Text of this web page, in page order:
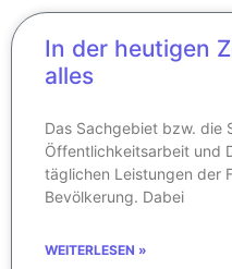
In der heutigen
alles
Das Sachgebiet bzw. die
Öffentlichkeitsarbeit und
täglichen Leistungen der
Bevölkerung. Dabei
WEITERLESEN »